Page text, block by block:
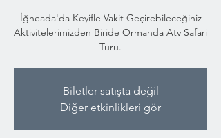
İğneada'da Keyifle Vakit Geçirebileceğiniz
Aktivitelerimizden Biride Ormanda Atv Safari
Turu.
Biletler satışta değil
Diğer etkinlikleri gör